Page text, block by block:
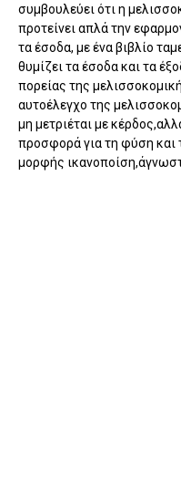
συμβουλεύει ότι η
προτείνει απλά την
τα έσοδα, με ένα βιβλίο
θυμίζει τα έσοδα και τα
πορείας της
αυτοέλεγχο της
μη μετριέται με
προσφορά για τη φύση και
μορφής